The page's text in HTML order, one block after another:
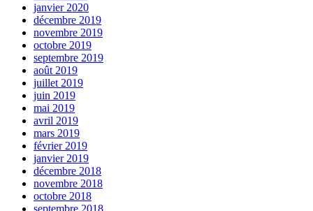
janvier 2020
décembre 2019
novembre 2019
octobre 2019
septembre 2019
août 2019
juillet 2019
juin 2019
mai 2019
avril 2019
mars 2019
février 2019
janvier 2019
décembre 2018
novembre 2018
octobre 2018